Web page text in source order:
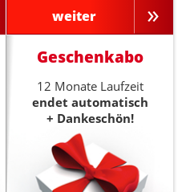
weiter
Geschenkabo
12 Monate Laufzeit
endet automatisch
+ Dankeschön!